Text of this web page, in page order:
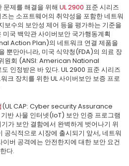
문제를 해결을 위해 UL 2900 표준 시리즈
는 소프트웨어의 취약성을 포함한 네트워
보수의 보안성 제어 등을 평가하는 기준을
국 백악관 사이버보안 국가행동계획
Action Plan)의 네트워크 연결 제품을
뿐만아니라, 미국 식약청(FDA)의 의료 장
원회 (ANSI: American National
인정받은 바 있다. UL 2900 표준 시리즈
크 장치를 위한 UL 사이버보안 보증 프로
(UL CAP: Cyber security Assurance
반 사물 인터넷(IoT) 보안 인증 프로그램
가 보안 결함에서 완벽하게 벗어나기 위
공식적으로 시장에 출시되기 앞서, 네트워
버 공격에는 안전한지에 대한 보안 요건
다.